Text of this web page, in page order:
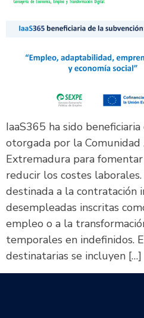
IaaS365 ha sido
otorgada por la
Extremadura para
reducir los costes
destinada a la contratación
desempleadas inscritas
empleo o a la
temporales en indefinidos.
destinatarias se incluyen […]